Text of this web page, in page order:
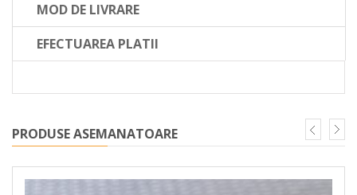
MOD DE LIVRARE
EFECTUAREA PLATII
PRODUSE ASEMANATOARE